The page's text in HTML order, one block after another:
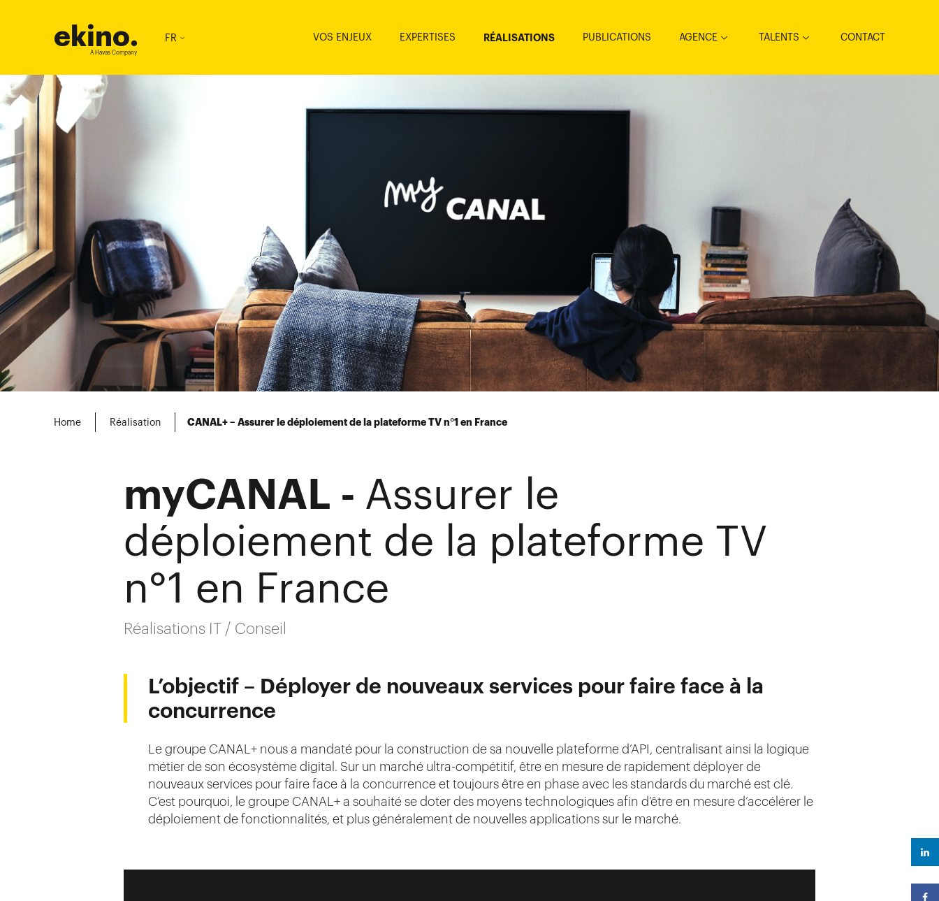
ekino.
A Havas Company
FR VOS ENJEUX EXPERTISES RÉALISATIONS PUBLICATIONS AGENCE TALENTS CONTACT
Home Réalisation CANAL+ – Assurer le déploiement de la plateforme TV n°1 en France
myCANAL - Assurer le
déploiement de la plateforme TV
n°1 en France
Réalisations IT / Conseil
L’objectif – Déployer de nouveaux services pour faire face à la
concurrence
Le groupe CANAL+ nous a mandaté pour la construction de sa nouvelle plateforme d’API, centralisant ainsi la logique
métier de son écosystème digital. Sur un marché ultra-compétitif, être en mesure de rapidement déployer de
nouveaux services pour faire face à la concurrence et toujours être en phase avec les standards du marché est clé.
C’est pourquoi, le groupe CANAL+ a souhaité se doter des moyens technologiques afin d’être en mesure d’accélérer le
déploiement de fonctionnalités, et plus généralement de nouvelles applications sur le marché.